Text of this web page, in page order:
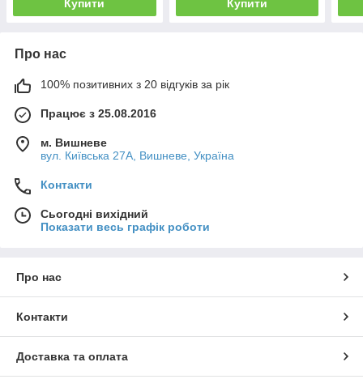
Купити Купити
Про нас
100% позитивних з 20 відгуків за рік
Працює з 25.08.2016
м. Вишневе
вул. Київська 27А, Вишневе, Україна
Контакти
Сьогодні вихідний
Показати весь графік роботи
Про нас
Контакти
Доставка та оплата